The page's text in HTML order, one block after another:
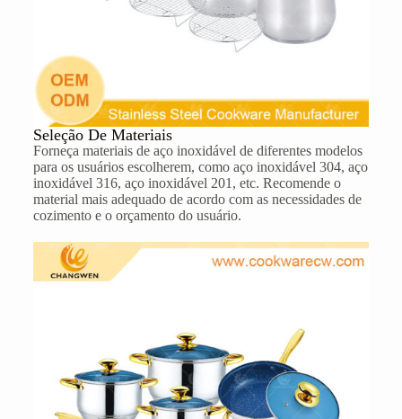
Seleção De Materiais
Forneça materiais de aço inoxidável de diferentes modelos
para os usuários escolherem, como aço inoxidável 304, aço
inoxidável 316, aço inoxidável 201, etc. Recomende o
material mais adequado de acordo com as necessidades de
cozimento e o orçamento do usuário.